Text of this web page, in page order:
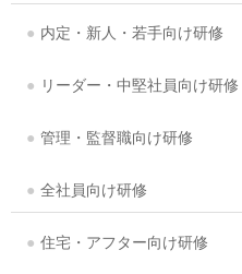
内定・新人・若手向け研修
リーダー・中堅社員向け研修
管理・監督職向け研修
全社員向け研修
住宅・アフター向け研修